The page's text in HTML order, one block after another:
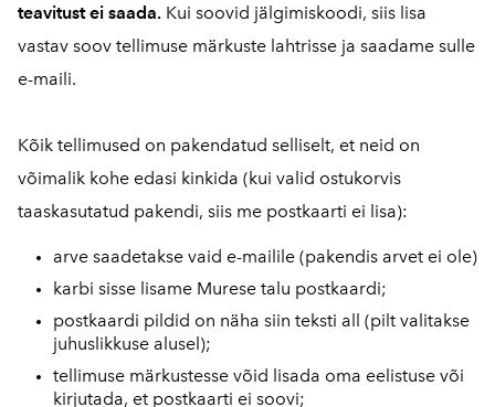
teavitust ei saada. Kui soovid jälgimiskoodi, siis lisa
vastav soov tellimuse märkuste lahtrisse ja saadame sulle
e-maili.
Kõik tellimused on pakendatud selliselt, et neid on
võimalik kohe edasi kinkida (kui valid ostukorvis
taaskasutatud pakendi, siis me postkaarti ei lisa):
arve saadetakse vaid e-mailile (pakendis arvet ei ole)
karbi sisse lisame Murese talu postkaardi;
postkaardi pildid on näha siin teksti all (pilt valitakse
juhuslikkuse alusel);
tellimuse märkustesse võid lisada oma eelistuse või
kirjutada, et postkaarti ei soovi;